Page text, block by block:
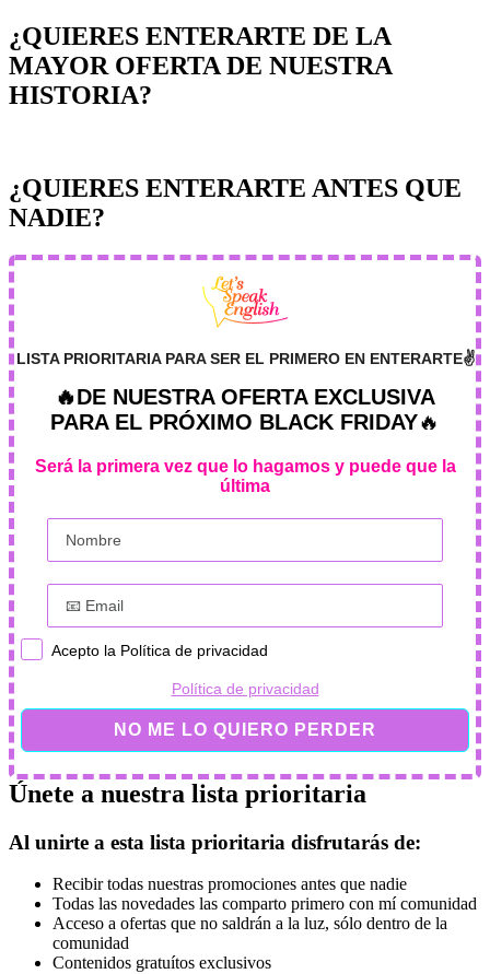
¿QUIERES ENTERARTE DE LA
MAYOR OFERTA DE NUESTRA
HISTORIA?
¿QUIERES ENTERARTE ANTES QUE
NADIE?
LISTA PRIORITARIA PARA SER EL PRIMERO EN ENTERARTE✌️
🔥DE NUESTRA OFERTA EXCLUSIVA
PARA EL PRÓXIMO BLACK FRIDAY🔥
Será la primera vez que lo hagamos y puede que la
última
Acepto la Política de privacidad
Política de privacidad
NO ME LO QUIERO PERDER
Únete a nuestra lista prioritaria
Al unirte a esta lista prioritaria disfrutarás de:
Recibir todas nuestras promociones antes que nadie
Todas las novedades las comparto primero con mí comunidad
Acceso a ofertas que no saldrán a la luz, sólo dentro de la
comunidad
Contenidos gratuítos exclusivos